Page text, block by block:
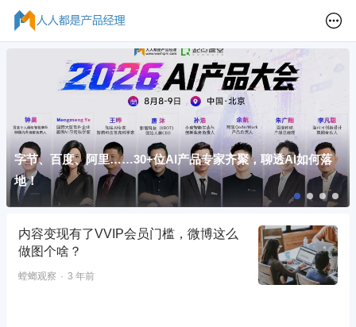
字节、百度、阿里……30+位AI产品专家齐聚，聊透AI如何落
地！
内容变现有了VVIP会员门槛，微博这么
做图个啥？
螳螂观察 3 年前